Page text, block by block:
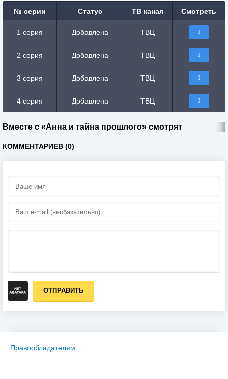
№ серии Статус ТВ канал Смотреть
1 серия Добавлена ТВЦ
2 серия Добавлена ТВЦ
3 серия Добавлена ТВЦ
4 серия Добавлена ТВЦ
Вместе с «Анна и тайна прошлого» смотрят
КОММЕНТАРИЕВ (0)
ОТПРАВИТЬ
Правообладателям